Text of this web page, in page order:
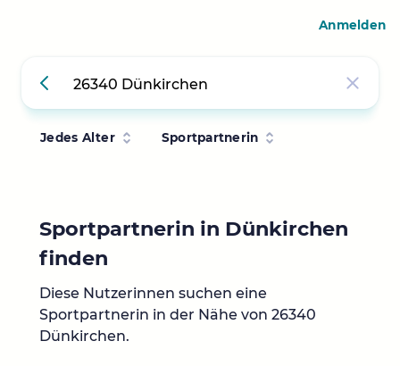
Jedes Alter Sportpartnerin
Sportpartnerin in Dünkirchen
finden
Diese Nutzerinnen suchen eine
Sportpartnerin in der Nähe von 26340
Dünkirchen.
Anmelden